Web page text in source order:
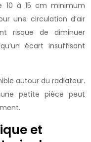
10 à 15 cm minimum
une circulation d’air
risque de diminuer
écart insuffisant
autour du radiateur.
petite pièce peut
et